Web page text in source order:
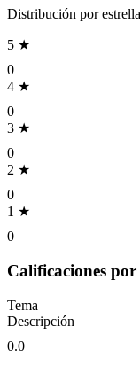
Distribución por
5 ★
0
4 ★
0
3 ★
0
2 ★
0
1 ★
0
Calificaciones por
Tema
Descripción
0.0